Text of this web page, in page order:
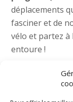
déplacements
fasciner et de
vélo et partez à
entoure !